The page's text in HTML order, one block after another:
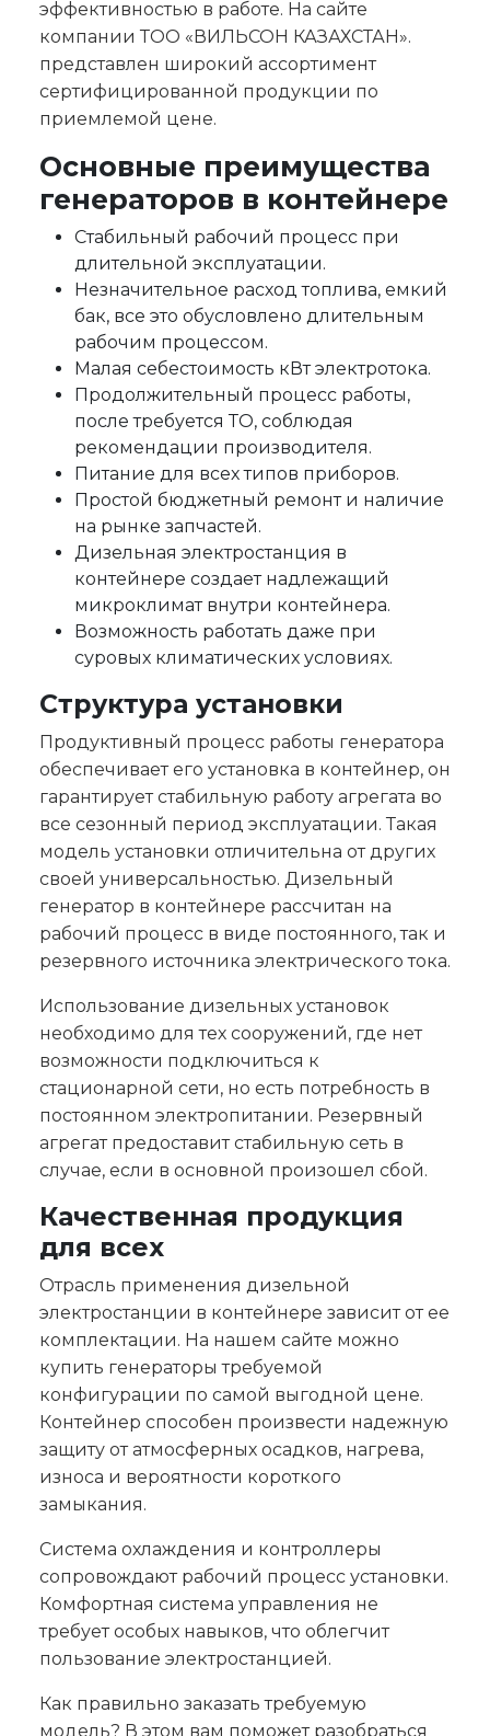
эффективностью в работе. На сайте
компании ТОО «ВИЛЬСОН КАЗАХСТАН».
представлен широкий ассортимент
сертифицированной продукции по
приемлемой цене.
Основные преимущества
генераторов в контейнере
Стабильный рабочий процесс при
длительной эксплуатации.
Незначительное расход топлива, емкий
бак, все это обусловлено длительным
рабочим процессом.
Малая себестоимость кВт электротока.
Продолжительный процесс работы,
после требуется ТО, соблюдая
рекомендации производителя.
Питание для всех типов приборов.
Простой бюджетный ремонт и наличие
на рынке запчастей.
Дизельная электростанция в
контейнере создает надлежащий
микроклимат внутри контейнера.
Возможность работать даже при
суровых климатических условиях.
Структура установки
Продуктивный процесс работы генератора
обеспечивает его установка в контейнер, он
гарантирует стабильную работу агрегата во
все сезонный период эксплуатации. Такая
модель установки отличительна от других
своей универсальностью. Дизельный
генератор в контейнере рассчитан на
рабочий процесс в виде постоянного, так и
резервного источника электрического тока.
Использование дизельных установок
необходимо для тех сооружений, где нет
возможности подключиться к
стационарной сети, но есть потребность в
постоянном электропитании. Резервный
агрегат предоставит стабильную сеть в
случае, если в основной произошел сбой.
Качественная продукция
для всех
Отрасль применения дизельной
электростанции в контейнере зависит от ее
комплектации. На нашем сайте можно
купить генераторы требуемой
конфигурации по самой выгодной цене.
Контейнер способен произвести надежную
защиту от атмосферных осадков, нагрева,
износа и вероятности короткого
замыкания.
Система охлаждения и контроллеры
сопровождают рабочий процесс установки.
Комфортная система управления не
требует особых навыков, что облегчит
пользование электростанцией.
Как правильно заказать требуемую
модель? В этом вам поможет разобраться